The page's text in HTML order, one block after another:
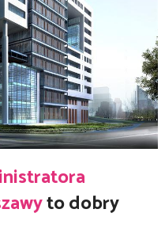
to dobry